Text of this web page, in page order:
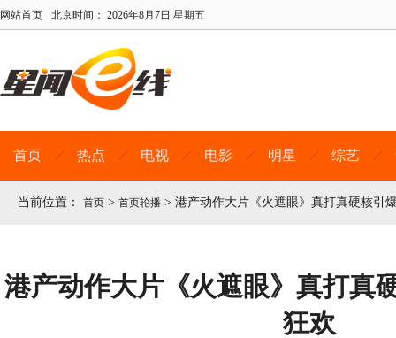
网站首页 北京时间： 2026年8月7日 星期五
首页 热点 电视 电影 明星 综艺
当前位置： 首页 > 首页轮播 > 港产动作大片《火遮眼》真打真硬核引
港产动作大片《火遮眼》真打真
狂欢